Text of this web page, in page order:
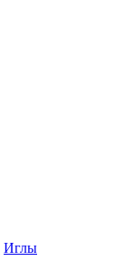
Иглы